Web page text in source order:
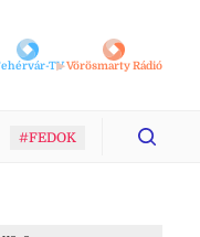
TVVörösmarty Rádió
#FEDOK